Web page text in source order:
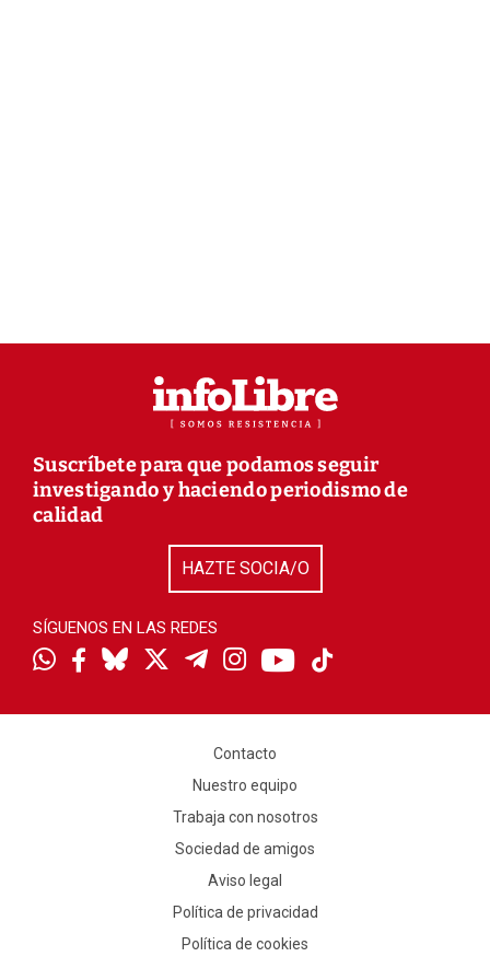
Suscríbete para que podamos seguir
investigando y haciendo periodismo de
calidad
HAZTE SOCIA/O
SÍGUENOS EN LAS REDES
Contacto
Nuestro equipo
Trabaja con nosotros
Sociedad de amigos
Aviso legal
Política de privacidad
Política de cookies